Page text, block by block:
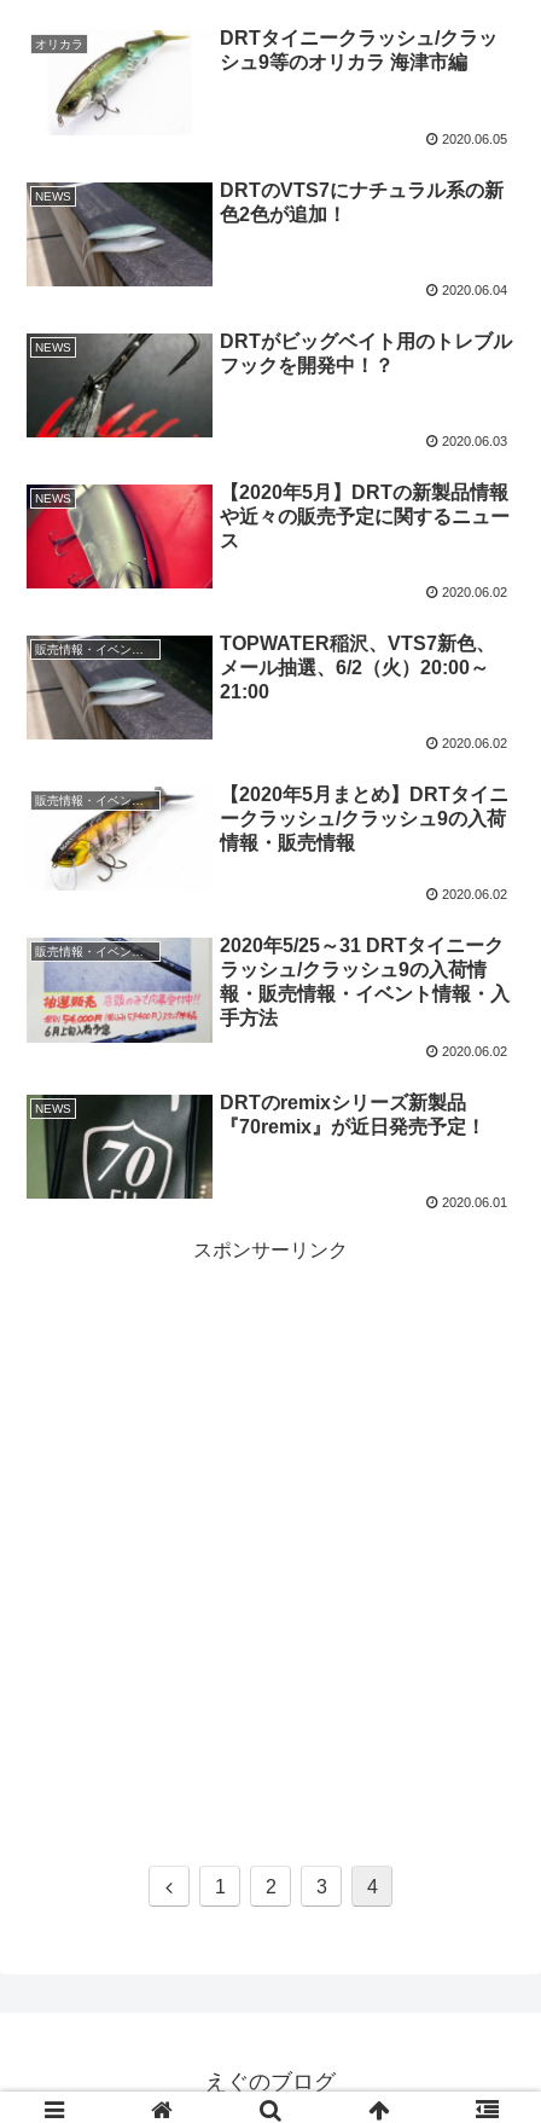
オリカラ
DRTタイニークラッシュ/クラッ
シュ9等のオリカラ 海津市編
2020.06.05
NEWS
DRTのVTS7にナチュラル系の新
色2色が追加！
2020.06.04
NEWS
DRTがビッグベイト用のトレブル
フックを開発中！？
2020.06.03
NEWS
【2020年5月】DRTの新製品情報
や近々の販売予定に関するニュー
ス
2020.06.02
TOPWATER稲沢、VTS7新色、
メール抽選、6/2（火）20:00～
21:00
2020.06.02
販売情報・イベント情報
【2020年5月まとめ】DRTタイニ
ークラッシュ/クラッシュ9の入荷
情報・販売情報
2020.06.02
販売情報・イベント情報
2020年5/25～31 DRTタイニーク
ラッシュ/クラッシュ9の入荷情
報・販売情報・イベント情報・入
手方法
2020.06.02
NEWS
DRTのremixシリーズ新製品
『70remix』が近日発売予定！
2020.06.01
スポンサーリンク
前
1 2 3 4
えぐのブログ
© 2020 えぐのブログ.